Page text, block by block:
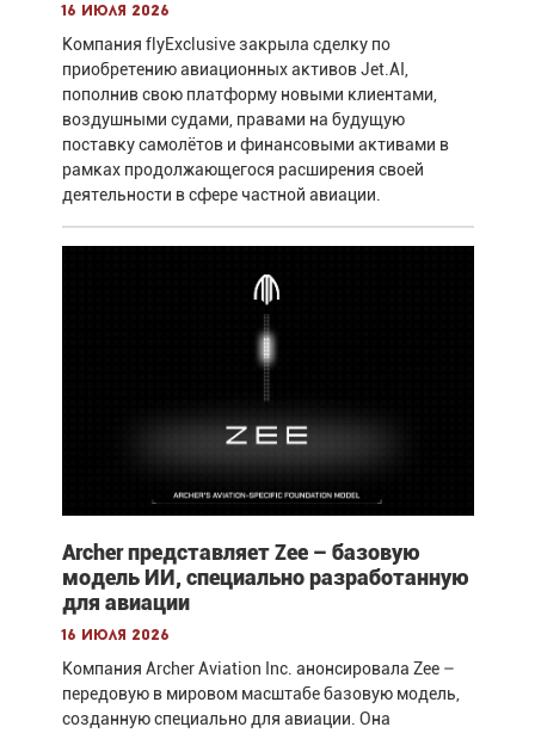
16 июля 2026
Компания flyExclusive закрыла сделку по
приобретению авиационных активов Jet.AI,
пополнив свою платформу новыми клиентами,
воздушными судами, правами на будущую
поставку самолётов и финансовыми активами в
рамках продолжающегося расширения своей
деятельности в сфере частной авиации.
Archer представляет Zee – базовую
модель ИИ, специально разработанную
для авиации
16 июля 2026
Компания Archer Aviation Inc. анонсировала Zee –
передовую в мировом масштабе базовую модель,
созданную специально для авиации. Она